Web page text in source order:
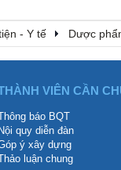
- Y tế Dược
VIÊN CẦN
báo BQT
Nội quy diễn đàn
ý xây dựng
luận chung